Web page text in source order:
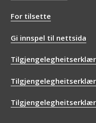
For tilsette
Gi innspel til nettsida